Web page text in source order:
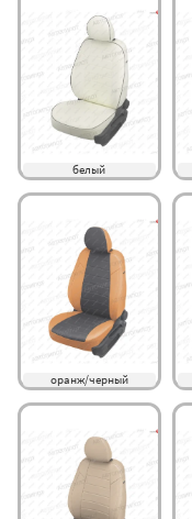
белый
оранж/черный